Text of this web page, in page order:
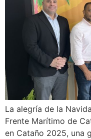
La alegría de la
Frente Marítimo de
en Cataño 2025, una